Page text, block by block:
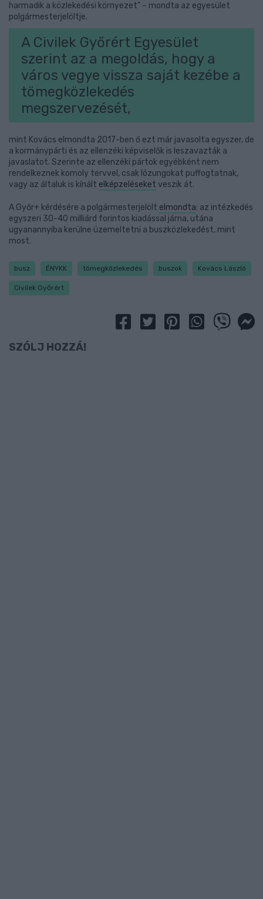
harmadik a közlekedési környezet” – mondta az egyesület
polgármesterjelöltje.
A Civilek Győrért Egyesület
szerint az a megoldás, hogy a
város vegye vissza saját kezébe a
tömegközlekedés
megszervezését,
mint Kovács elmondta 2017-ben ő ezt már javasolta egyszer, de
a kormánypárti és az ellenzéki képviselők is leszavazták a
javaslatot. Szerinte az ellenzéki pártok egyébként nem
rendelkeznek komoly tervvel, csak lózungokat puffogtatnak,
vagy az általuk is kínált elképzeléseket veszik át.
A Győr+ kérdésére a polgármesterjelölt elmondta: az intézkedés
egyszeri 30-40 milliárd forintos kiadással járna, utána
ugyanannyiba kerülne üzemeltetni a buszközlekedést, mint
most.
busz ÉNYKK tömegközlekedés buszok Kovács László
Civilek Győrért
SZÓLJ HOZZÁ!